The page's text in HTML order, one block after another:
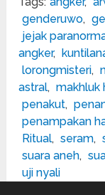
genderuwo,
jejak
angker,
lorongmisteri,
astral, makhluk
penakut,
penampakan
Ritual, seram,
suara aneh,
uji nyali